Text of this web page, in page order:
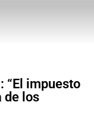
“El impuesto
de los